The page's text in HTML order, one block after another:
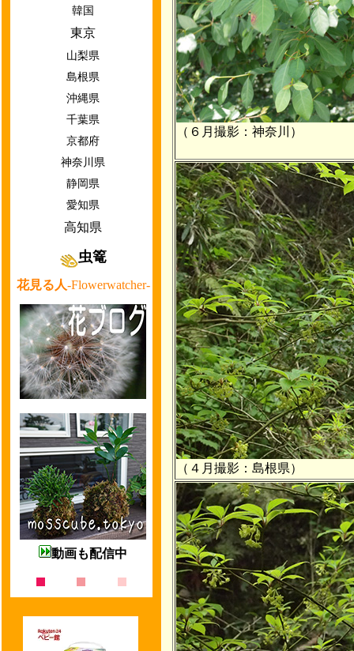
韓国
東京
山梨県
島根県
沖縄県
千葉県
京都府
神奈川県
静岡県
愛知県
高知県
虫篭
花見る人-Flowerwatcher-
動画も配信中
（６月撮影：神奈川）
（４月撮影：島根県）